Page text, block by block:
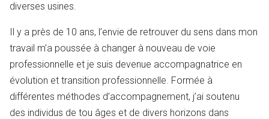
diverses usines.
Il y a près de 10 ans, l’envie de retrouver du sens dans mon
travail m’a poussée à changer à nouveau de voie
professionnelle et je suis devenue accompagnatrice en
évolution et transition professionnelle. Formée à
différentes méthodes d’accompagnement, j’ai soutenu
des individus de tou âges et de divers horizons dans